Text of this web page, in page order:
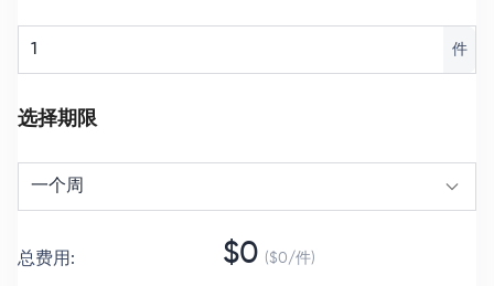
件
选择期限
一个周
总费用 : $0 ($0/件)